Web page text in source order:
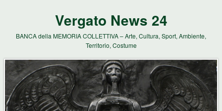
Vergato News 24
BANCA della MEMORIA COLLETTIVA – Arte, Cultura, Sport, Ambiente,
Territorio, Costume